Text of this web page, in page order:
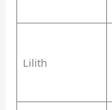
Lilith